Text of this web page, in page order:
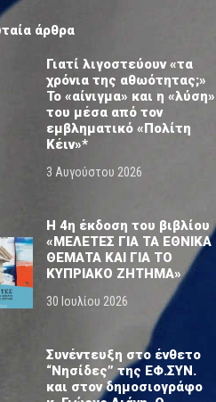
άρθρα
Γιατί λιγοστεύουν «τα
χρόνια της αθωότητας;»
Το «αίνιγμα» και η «λύση»
του μέσα από τον
εμβληματικό «Πολίτη
Κέιν»*
3 Αυγούστου 2026
Η 4η έκδοση του βιβλίου
«ΜΕΛΕΤΕΣ ΓΙΑ ΤΑ ΕΘΝΙΚΑ
ΘΕΜΑΤΑ ΚΑΙ ΓΙΑ ΤΟ
ΚΥΠΡΙΑΚΟ ΖΗΤΗΜΑ»
30 Ιουλίου 2026
Συνέντευξη στο ένθετο
“Νησίδες” της ΕΦ.ΣΥΝ.
και στον δημοσιογράφο